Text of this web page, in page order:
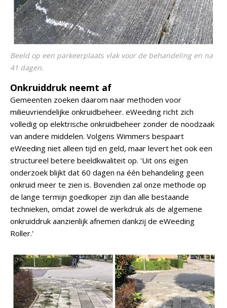
Beeld op een parkeerplaats vlak voor de behandeling en na
41 dagen.
Onkruiddruk neemt af
Gemeenten zoeken daarom naar methoden voor
milieuvriendelijke onkruidbeheer. eWeeding richt zich
volledig op elektrische onkruidbeheer zonder de noodzaak
van andere middelen. Volgens Wimmers bespaart
eWeeding niet alleen tijd en geld, maar levert het ook een
structureel betere beeldkwaliteit op. 'Uit ons eigen
onderzoek blijkt dat 60 dagen na één behandeling geen
onkruid meer te zien is. Bovendien zal onze methode op
de lange termijn goedkoper zijn dan alle bestaande
technieken, omdat zowel de werkdruk als de algemene
onkruiddruk aanzienlijk afnemen dankzij de eWeeding
Roller.'